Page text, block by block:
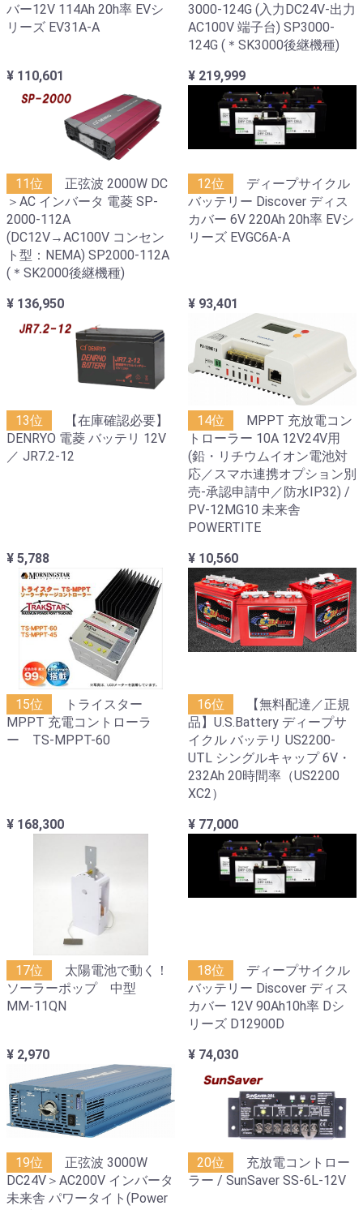
バー12V 114Ah 20h率 EVシ
リーズ EV31A-A
¥ 110,601
3000-124G (入力DC24V-出力
AC100V 端子台) SP3000-
124G (＊SK3000後継機種)
¥ 219,999
11位
正弦波 2000W DC
＞AC インバータ 電菱 SP-
2000-112A
(DC12V→AC100V コンセン
ト型：NEMA) SP2000-112A
(＊SK2000後継機種)
¥ 136,950
12位
ディープサイクル
バッテリー Discover ディス
カバー 6V 220Ah 20h率 EVシ
リーズ EVGC6A-A
¥ 93,401
13位
【在庫確認必要】
DENRYO 電菱 バッテリ 12V
／ JR7.2-12
¥ 5,788
14位
MPPT 充放電コン
トローラー 10A 12V24V用
(鉛・リチウムイオン電池対
応／スマホ連携オプション別
売-承認申請中／防水IP32) /
PV-12MG10 未来舎
POWERTITE
¥ 10,560
15位
トライスター
MPPT 充電コントローラ
ー TS-MPPT-60
¥ 168,300
16位
【無料配達／正規
品】U.S.Battery ディープサ
イクル バッテリ US2200-
UTL シングルキャップ 6V・
232Ah 20時間率（US2200
XC2）
¥ 77,000
17位
太陽電池で動く！
ソーラーポップ 中型
MM-11QN
¥ 2,970
18位
ディープサイクル
バッテリー Discover ディス
カバー 12V 90Ah10h率 Dシ
リーズ D12900D
¥ 74,030
19位
正弦波 3000W
DC24V＞AC200V インバータ
未来舎 パワータイト(Power
20位
充放電コントロー
ラー / SunSaver SS-6L-12V